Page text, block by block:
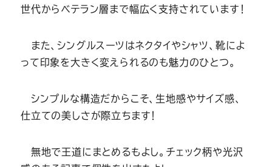
世代からベテラン層まで幅広く支持されています！
また、シングルスーツはネクタイやシャツ、靴によ
って印象を大きく変えられるのも魅力のひとつ。
シンプルな構造だからこそ、生地感やサイズ感、
仕立ての美しさが際立ちます！
無地で王道にまとめるもよし。チェック柄や光沢